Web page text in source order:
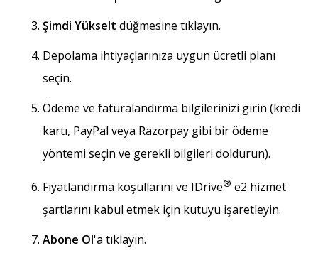
Şimdi Yükselt düğmesine tıklayın.
Depolama ihtiyaçlarınıza uygun ücretli planı
seçin.
Ödeme ve faturalandırma bilgilerinizi girin (kredi
kartı, PayPal veya Razorpay gibi bir ödeme
yöntemi seçin ve gerekli bilgileri doldurun).
Fiyatlandırma koşullarını ve IDrive® e2 hizmet
şartlarını kabul etmek için kutuyu işaretleyin.
Abone Ol'a tıklayın.